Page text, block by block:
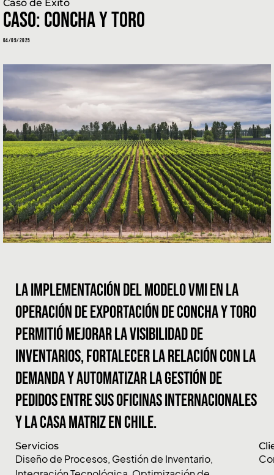
Caso de Éxito
CASO: CONCHA Y TORO
04/09/2025
La implementación del modelo VMI en la
operación de exportación de Concha y Toro
permitió mejorar la visibilidad de
inventarios, fortalecer la relación con la
demanda y automatizar la gestión de
pedidos entre sus oficinas internacionales
y la casa matriz en Chile.
Servicios
Diseño de Procesos, Gestión de Inventario,